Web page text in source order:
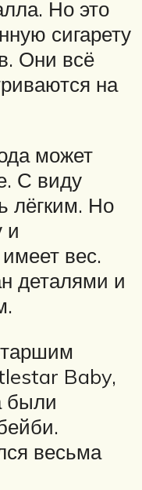
Но это
сигарету
Они всё
на
может
С виду
лёгким. Но
и
вес.
деталями и
Baby,
были
весьма